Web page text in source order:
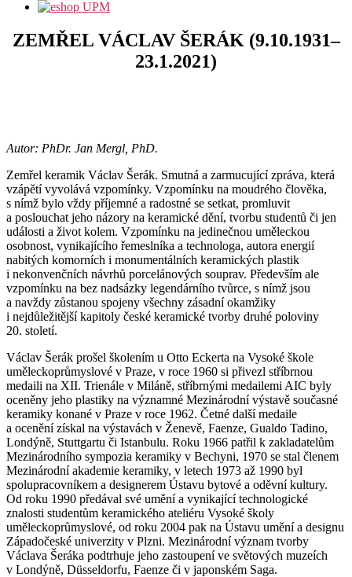
ZEMŘEL VÁCLAV ŠERÁK (9.10.1931–
23.1.2021)
Autor: PhDr. Jan Mergl, PhD.
Zemřel keramik Václav Šerák. Smutná a zarmucující zpráva, která
vzápětí vyvolává vzpomínky. Vzpomínku na moudrého člověka,
s nímž bylo vždy příjemné a radostné se setkat, promluvit
a poslouchat jeho názory na keramické dění, tvorbu studentů či jen
události a život kolem. Vzpomínku na jedinečnou uměleckou
osobnost, vynikajícího řemeslníka a technologa, autora energií
nabitých komorních i monumentálních keramických plastik
i nekonvenčních návrhů porcelánových souprav. Především ale
vzpomínku na bez nadsázky legendárního tvůrce, s nímž jsou
a navždy zůstanou spojeny všechny zásadní okamžiky
i nejdůležitější kapitoly české keramické tvorby druhé poloviny
20. století.
Václav Šerák prošel školením u Otto Eckerta na Vysoké škole
uměleckoprůmyslové v Praze, v roce 1960 si přivezl stříbrnou
medaili na XII. Trienále v Miláně, stříbrnými medailemi AIC byly
oceněny jeho plastiky na významné Mezinárodní výstavě současné
keramiky konané v Praze v roce 1962. Četné další medaile
a ocenění získal na výstavách v Ženevě, Faenze, Gualdo Tadino,
Londýně, Stuttgartu či Istanbulu. Roku 1966 patřil k zakladatelům
Mezinárodního sympozia keramiky v Bechyni, 1970 se stal členem
Mezinárodní akademie keramiky, v letech 1973 až 1990 byl
spolupracovníkem a designerem Ústavu bytové a oděvní kultury.
Od roku 1990 předával své umění a vynikající technologické
znalosti studentům keramického ateliéru Vysoké školy
uměleckoprůmyslové, od roku 2004 pak na Ústavu umění a designu
Západočeské univerzity v Plzni. Mezinárodní význam tvorby
Václava Šeráka podtrhuje jeho zastoupení ve světových muzeích
v Londýně, Düsseldorfu, Faenze či v japonském Saga.